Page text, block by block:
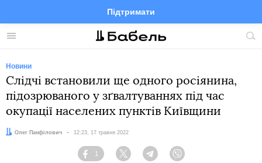
Меню
Підтримати
FacebookTelegramTwitter
Новини
Слідчі встановили ще одного росіянина,
підозрюваного у зґвалтуваннях під час
окупації населених пунктів Київщини
Автор:
Олег Панфілович Дата:
12:23, 17 травня 2022
Facebook
1
Twitter TelegramViber